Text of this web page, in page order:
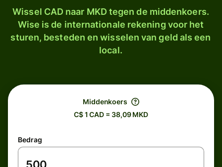
Wissel CAD naar MKD tegen de middenkoers.
Wise is de internationale rekening voor het
sturen, besteden en wisselen van geld als een
local.
Middenkoers
C$ 1 CAD = 38,09 MKD
Bedrag